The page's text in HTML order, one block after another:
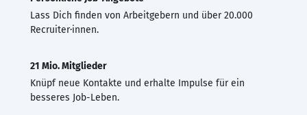
Lass Dich finden von Arbeitgebern und über 20.000
Recruiter·innen.
21 Mio. Mitglieder
Knüpf neue Kontakte und erhalte Impulse für ein
besseres Job-Leben.